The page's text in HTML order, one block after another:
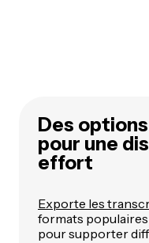
Des
pour une
effort
Exporte les
formats
pour supporter